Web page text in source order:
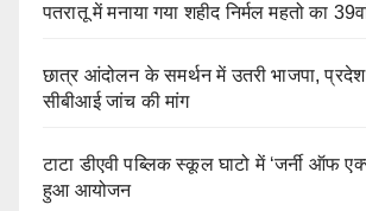
पतरातू में मनाया गया शहीद निर्मल महतो का
छात्र आंदोलन के समर्थन में उतरी भाजपा,
सीबीआई जांच की मांग
टाटा डीएवी पब्लिक स्कूल घाटो में ‘जर्नी ऑफ
हुआ आयोजन